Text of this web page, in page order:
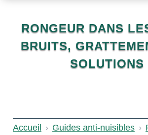
RONGEUR DANS
BRUITS,
SOLUTIONS
Accueil › Guides anti-nuisibles ›